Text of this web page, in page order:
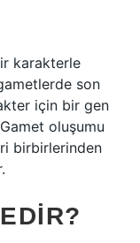
karakterle
son
için bir gen
oluşumu
birbirlerinden